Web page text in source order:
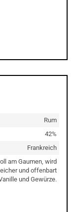
Rum
42%
Frankreich
am Gaumen, wird
und offenbart
und Gewürze.